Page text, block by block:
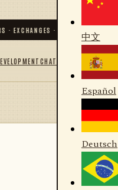
· BROKERS · CRYPTO
CHAT
中文
Español
Deutsch